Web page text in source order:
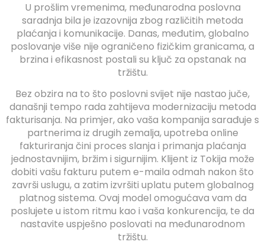
U prošlim vremenima, međunarodna poslovna
saradnja bila je izazovnija zbog različitih metoda
plaćanja i komunikacije. Danas, međutim, globalno
poslovanje više nije ograničeno fizičkim granicama, a
brzina i efikasnost postali su ključ za opstanak na
tržištu.
Bez obzira na to što poslovni svijet nije nastao juče,
današnji tempo rada zahtijeva modernizaciju metoda
fakturisanja. Na primjer, ako vaša kompanija sarađuje s
partnerima iz drugih zemalja, upotreba online
fakturiranja čini proces slanja i primanja plaćanja
jednostavnijim, bržim i sigurnijim. Klijent iz Tokija može
dobiti vašu fakturu putem e-maila odmah nakon što
završi uslugu, a zatim izvršiti uplatu putem globalnog
platnog sistema. Ovaj model omogućava vam da
poslujete u istom ritmu kao i vaša konkurencija, te da
nastavite uspješno poslovati na međunarodnom
tržištu.